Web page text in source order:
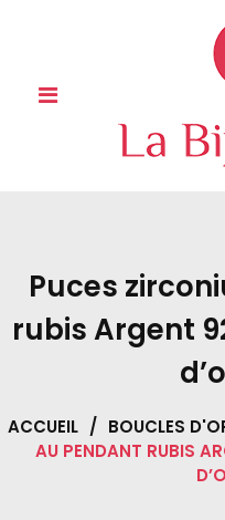
Puces
rubis Argent
ACCUEIL / BOUCLES
AU PENDANT RUBIS